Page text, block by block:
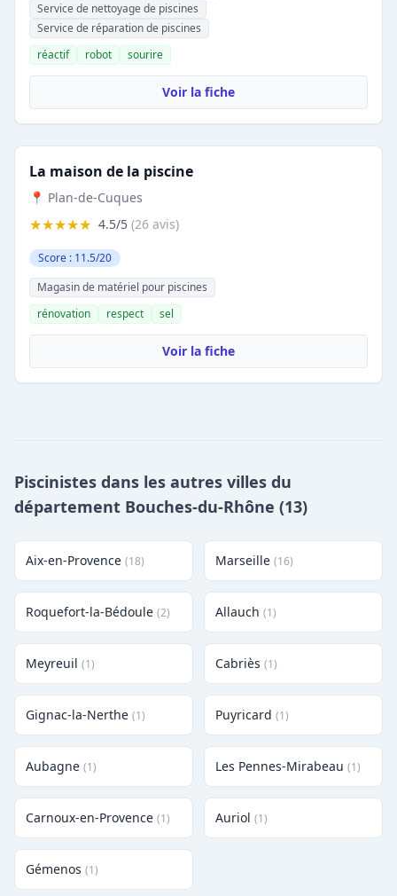
Service de nettoyage de piscines
Service de réparation de piscines
réactif
robot sourire
Voir la fiche
La maison de la piscine
📍 Plan-de-Cuques
★★★★★ 4.5/5 (26 avis)
Score : 11.5/20
Magasin de matériel pour piscines
rénovation
respect sel
Voir la fiche
Piscinistes dans les autres villes du
département Bouches-du-Rhône (13)
Aix-en-Provence (18) Marseille (16)
Roquefort-la-Bédoule (2) Allauch (1)
Meyreuil (1) Cabriès (1)
Gignac-la-Nerthe (1) Puyricard (1)
Aubagne (1) Les Pennes-Mirabeau (1)
Carnoux-en-Provence (1) Auriol (1)
Gémenos (1)